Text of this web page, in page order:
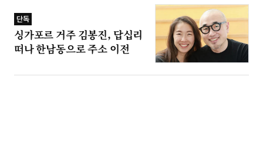
단독
싱가포르 거주 김봉진, 답십리
떠나 한남동으로 주소 이전